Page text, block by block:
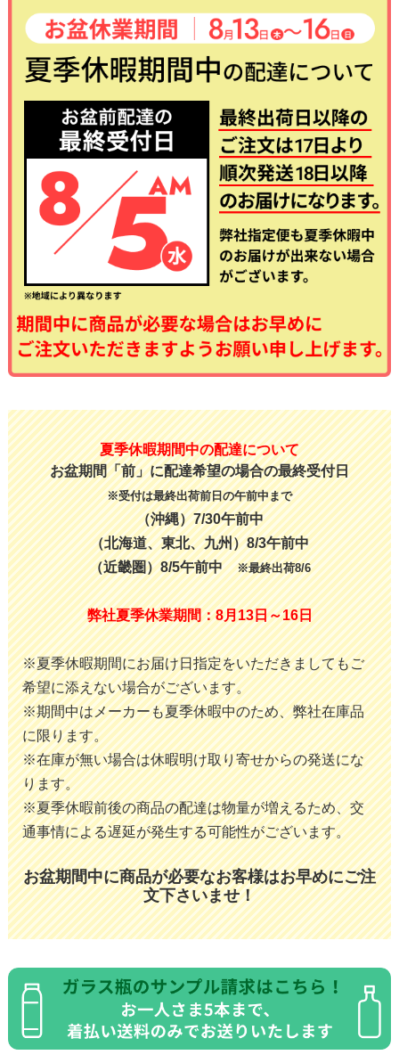
夏季休暇期間中の配達について
お盆期間「前」に配達希望の場合の最終受付日
※受付は最終出荷前日の午前中まで
（沖縄）7/30午前中
（北海道、東北、九州）8/3午前中
（近畿圏）8/5午前中※最終出荷8/6
弊社夏季休業期間：8月13日～16日
※夏季休暇期間にお届け日指定をいただきましてもご
希望に添えない場合がございます。
※期間中はメーカーも夏季休暇中のため、弊社在庫品
に限ります。
※在庫が無い場合は休暇明け取り寄せからの発送にな
ります。
※夏季休暇前後の商品の配達は物量が増えるため、交
通事情による遅延が発生する可能性がございます。
お盆期間中に商品が必要なお客様はお早めにご注
文下さいませ！